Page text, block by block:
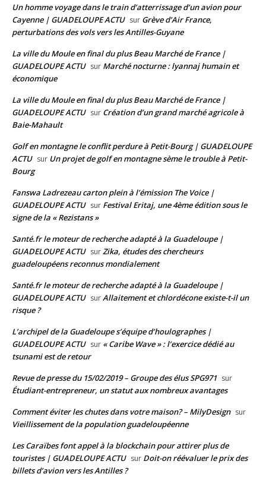
Un homme voyage dans le train d’atterrissage d’un avion pour
Cayenne | GUADELOUPE ACTU sur Grève d’Air France,
perturbations des vols vers les Antilles-Guyane
La ville du Moule en final du plus Beau Marché de France |
GUADELOUPE ACTU sur Marché nocturne : lyannaj humain et
économique
La ville du Moule en final du plus Beau Marché de France |
GUADELOUPE ACTU sur Création d’un grand marché agricole à
Baie-Mahault
Golf en montagne le conflit perdure à Petit-Bourg | GUADELOUPE
ACTU sur Un projet de golf en montagne sème le trouble à Petit-
Bourg
Fanswa Ladrezeau carton plein à l’émission The Voice |
GUADELOUPE ACTU sur Festival Eritaj, une 4ème édition sous le
signe de la « Rezistans »
Santé.fr le moteur de recherche adapté à la Guadeloupe |
GUADELOUPE ACTU surZika, études des chercheurs
guadeloupéens reconnus mondialement
Santé.fr le moteur de recherche adapté à la Guadeloupe |
GUADELOUPE ACTU surAllaitement et chlordécone existe-t-il un
risque ?
L’archipel de la Guadeloupe s’équipe d’houlographes |
GUADELOUPE ACTU sur « Caribe Wave » : l’exercice dédié au
tsunami est de retour
Revue de presse du 15/02/2019 – Groupe des élus SPG971 sur
Étudiant-entrepreneur, un statut aux nombreux avantages
Comment éviter les chutes dans votre maison? – MilyDesign sur
Vieillissement de la population guadeloupéenne
Les Caraïbes font appel à la blockchain pour attirer plus de
touristes | GUADELOUPE ACTU sur Doit-on réévaluer le prix des
billets d’avion vers les Antilles ?